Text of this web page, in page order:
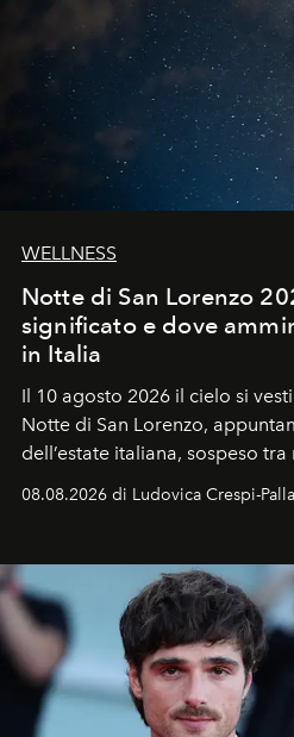
WELLNESS
Notte di San Lorenzo
significato e dove
in Italia
Il 10 agosto 2026 il cielo si
Notte di San Lorenzo,
dell’estate italiana, sospeso
Sarà il momento in cui gli
celeste per seguire il
all’universo i desideri più
08.08.2026 di Ludovica Crespi-